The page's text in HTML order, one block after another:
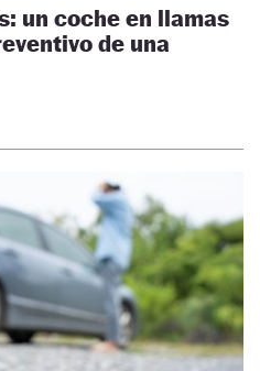
un coche en llamas
de una